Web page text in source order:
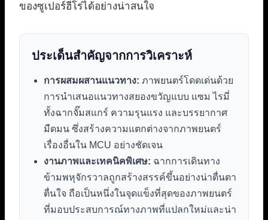
ของซูเปอร์ฮีโร่ได้อย่างน่าสนใจ
ประเด็นสำคัญจากการวิเคราะห์
การผสมผสานแนวทาง: ภาพยนตร์โดดเด่นด้วย
การนำเสนอแนวทางสยองขวัญแบบ แซม ไรมี่
ทั้งฉากจั๊มสแกร์ ความรุนแรง และบรรยากาศ
มืดมน ซึ่งสร้างความแตกต่างจากภาพยนตร์
เรื่องอื่นใน MCU อย่างชัดเจน
งานภาพและเทคนิคพิเศษ: ฉากการเดินทาง
ข้ามพหุจักรวาลถูกสร้างสรรค์ขึ้นอย่างน่าตื่นตา
ตื่นใจ ถือเป็นหนึ่งในจุดแข็งที่สุดของภาพยนตร์
ที่มอบประสบการณ์ทางภาพที่แปลกใหม่และน่า